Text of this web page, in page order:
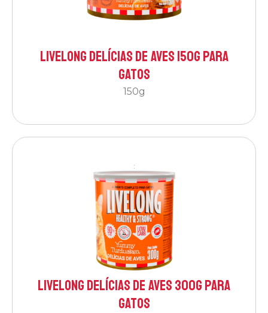
Livelong Delícias de Aves 150g para
Gatos
150g
:
Livelong Delícias de Aves 300g para
Gatos